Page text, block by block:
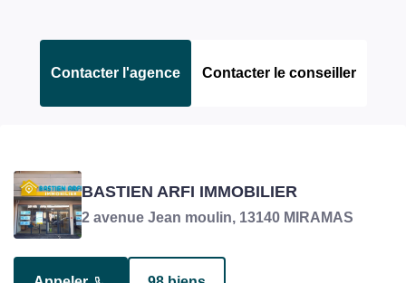
Contacter l'agence Contacter le conseiller
TEHAR SAM
Négociateur en charge du bien
BASTIEN ARFI IMMOBILIER
2 avenue Jean moulin, 13140 MIRAMAS